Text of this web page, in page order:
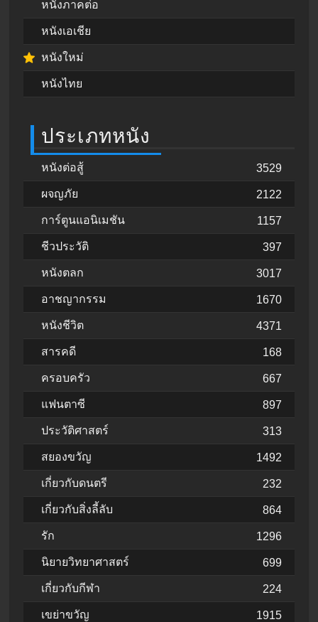
หนังภาคต่อ
หนังเอเชีย
หนังใหม่
หนังไทย
ประเภทหนัง
หนังต่อสู้ 3529
ผจญภัย 2122
การ์ตูนแอนิเมชัน 1157
ชีวประวัติ 397
หนังตลก 3017
อาชญากรรม 1670
หนังชีวิต 4371
สารคดี 168
ครอบครัว 667
แฟนตาซี 897
ประวัติศาสตร์ 313
สยองขวัญ 1492
เกี่ยวกับดนตรี 232
เกี่ยวกับสิ่งลี้ลับ 864
รัก 1296
นิยายวิทยาศาสตร์ 699
เกี่ยวกับกีฬา 224
เขย่าขวัญ 1915